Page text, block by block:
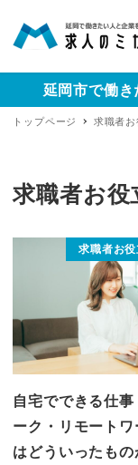
延岡市で働
トップページ 求職者
求職者お役
求職者お
自宅でできる仕
ーク・リモートワ
はどういったも